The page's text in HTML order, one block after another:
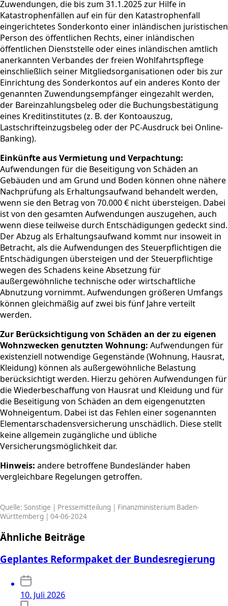
Zuwendungen, die bis zum 31.1.2025 zur Hilfe in
Katastrophenfällen auf ein für den Katastrophenfall
eingerichtetes Sonderkonto einer inländischen juristischen
Person des öffentlichen Rechts, einer inländischen
öffentlichen Dienststelle oder eines inländischen amtlich
anerkannten Verbandes der freien Wohlfahrtspflege
einschließlich seiner Mitgliedsorganisationen oder bis zur
Einrichtung des Sonderkontos auf ein anderes Konto der
genannten Zuwendungsempfänger eingezahlt werden,
der Bareinzahlungsbeleg oder die Buchungsbestätigung
eines Kreditinstitutes (z. B. der Kontoauszug,
Lastschrifteinzugsbeleg oder der PC-Ausdruck bei Online-
Banking).
Einkünfte aus Vermietung und Verpachtung:
Aufwendungen für die Beseitigung von Schäden an
Gebäuden und am Grund und Boden können ohne nähere
Nachprüfung als Erhaltungsaufwand behandelt werden,
wenn sie den Betrag von 70.000 € nicht übersteigen. Dabei
ist von den gesamten Aufwendungen auszugehen, auch
wenn diese teilweise durch Entschädigungen gedeckt sind.
Der Abzug als Erhaltungsaufwand kommt nur insoweit in
Betracht, als die Aufwendungen des Steuerpflichtigen die
Entschädigungen übersteigen und der Steuerpflichtige
wegen des Schadens keine Absetzung für
außergewöhnliche technische oder wirtschaftliche
Abnutzung vornimmt. Aufwendungen größeren Umfangs
können gleichmäßig auf zwei bis fünf Jahre verteilt
werden.
Zur Berücksichtigung von Schäden an der zu eigenen
Wohnzwecken genutzten Wohnung: Aufwendungen für
existenziell notwendige Gegenstände (Wohnung, Hausrat,
Kleidung) können als außergewöhnliche Belastung
berücksichtigt werden. Hierzu gehören Aufwendungen für
die Wiederbeschaffung von Hausrat und Kleidung und für
die Beseitigung von Schäden an dem eigengenutzten
Wohneigentum. Dabei ist das Fehlen einer sogenannten
Elementarschadensversicherung unschädlich. Diese stellt
keine allgemein zugängliche und übliche
Versicherungsmöglichkeit dar.
Hinweis: andere betroffene Bundesländer haben
vergleichbare Regelungen getroffen.
Quelle: Sonstige | Pressemitteilung | Finanzministerium Baden-
Württemberg | 04-06-2024
Ähnliche Beiträge
Geplantes Reformpaket der Bundesregierung
10. Juli 2026